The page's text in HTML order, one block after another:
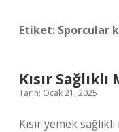
Etiket: Sporcular
Kısır Sağlıklı
Tarih: Ocak 21, 2025
Kısır yemek